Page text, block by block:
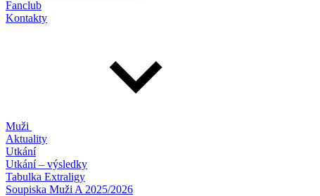
Fanclub
Kontakty
Muži
Aktuality
Utkání
Utkání – výsledky
Tabulka Extraligy
Soupiska Muži A 2025/2026